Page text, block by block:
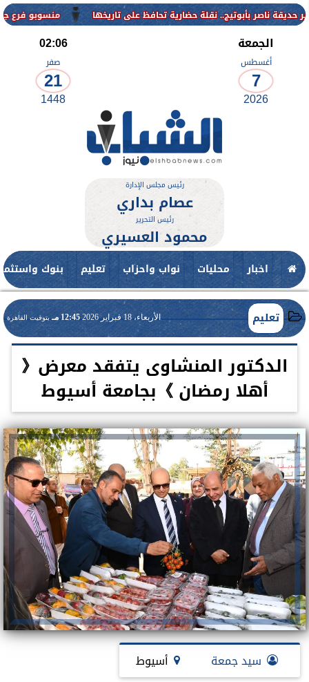
منسوبو فرع جامعة الأزهر
الجمعة
أغسطس
7
2026
02:06
صفر
21
1448
رئيس مجلس الإدارة
عصام بداري
رئيس التحرير
محمود العسيري
اخبار محليات نواب واحزاب تعليم بنوك
تعليم الأربعاء، 18 فبراير 2026 12:45 مـ بتوقيت القاهرة
الدكتور المنشاوى يتفقد معرض《
أهلا رمضان 》بجامعة أسيوط
سيد جمعة أسيوط